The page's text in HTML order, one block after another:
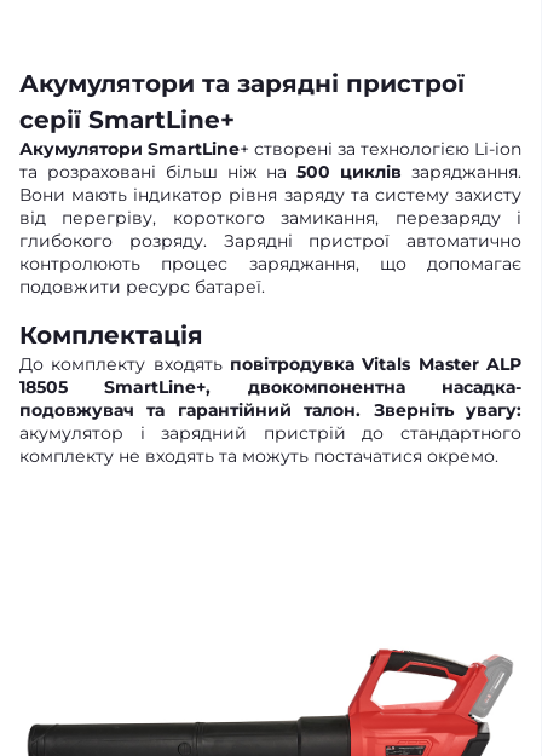
Акумулятори та зарядні пристрої
серії SmartLine+
Акумулятори SmartLine+ створені за технологією Li-ion
та розраховані більш ніж на500 циклів заряджання.
Вони мають індикатор рівня заряду та систему захисту
від перегріву, короткого замикання, перезаряду і
глибокого розряду. Зарядні пристрої автоматично
контролюють процес заряджання, що допомагає
подовжити ресурс батареї.
Комплектація
До комплекту входять повітродувка Vitals Master ALP
18505 SmartLine+, двокомпонентна насадка-
подовжувач та гарантійний талон. Зверніть увагу:
акумулятор і зарядний пристрій до стандартного
комплекту не входять та можуть постачатися окремо.